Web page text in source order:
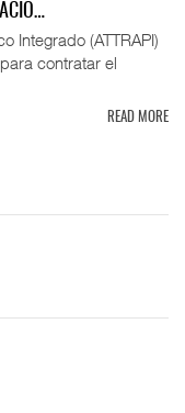
Integrado (ATTRAPI)
contratar el
READ MORE